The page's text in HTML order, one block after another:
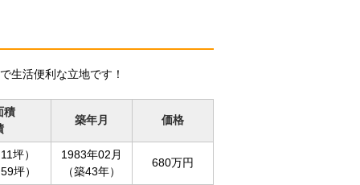
生活便利な立地です！
積
築年月 価格
坪）
坪）
1983年02月
（築43年）
680万円